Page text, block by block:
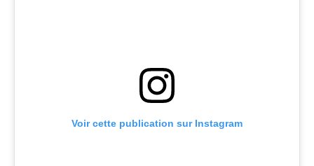
Voir cette publication sur Instagram